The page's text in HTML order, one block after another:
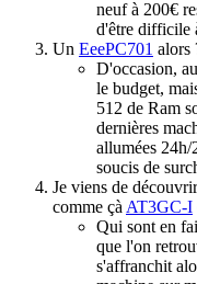
neuf à 200€
d'être difficile
Un EeePC701 alors
D'occasion,
le budget,
512 de Ram
dernières
allumées 24h/
soucis de
Je viens de
comme çà AT3GC-I
Qui sont en
que l'on
s'affranchit